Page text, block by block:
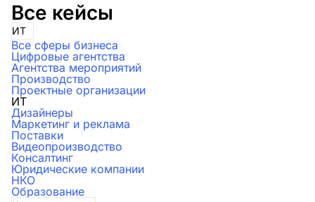
Все кейсы
ИТ
Все сферы бизнеса
Цифровые агентства
Агентства мероприятий
Производство
Проектные организации
ИТ
Дизайнеры
Маркетинг и реклама
Поставки
Видеопроизводство
Консалтинг
Юридические компании
НКО
Образование